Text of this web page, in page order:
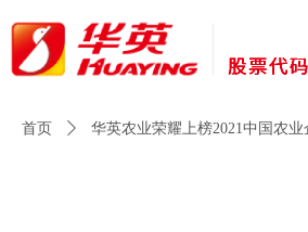
首页 ꄲ 华英农业荣耀上榜2021中国农业